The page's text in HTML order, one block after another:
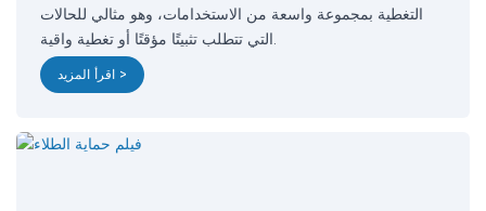
التغطية بمجموعة واسعة من الاستخدامات، وهو مثالي للحالات
التي تتطلب تثبيتًا مؤقتًا أو تغطية واقية.
اقرأ المزيد >